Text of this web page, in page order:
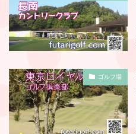
ゴルフ場